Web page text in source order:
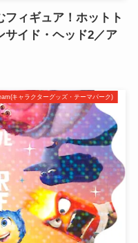
ィギュア！ホットト
サイド・ヘッド2／ア
キャラクターグッズ・テーマパーク)